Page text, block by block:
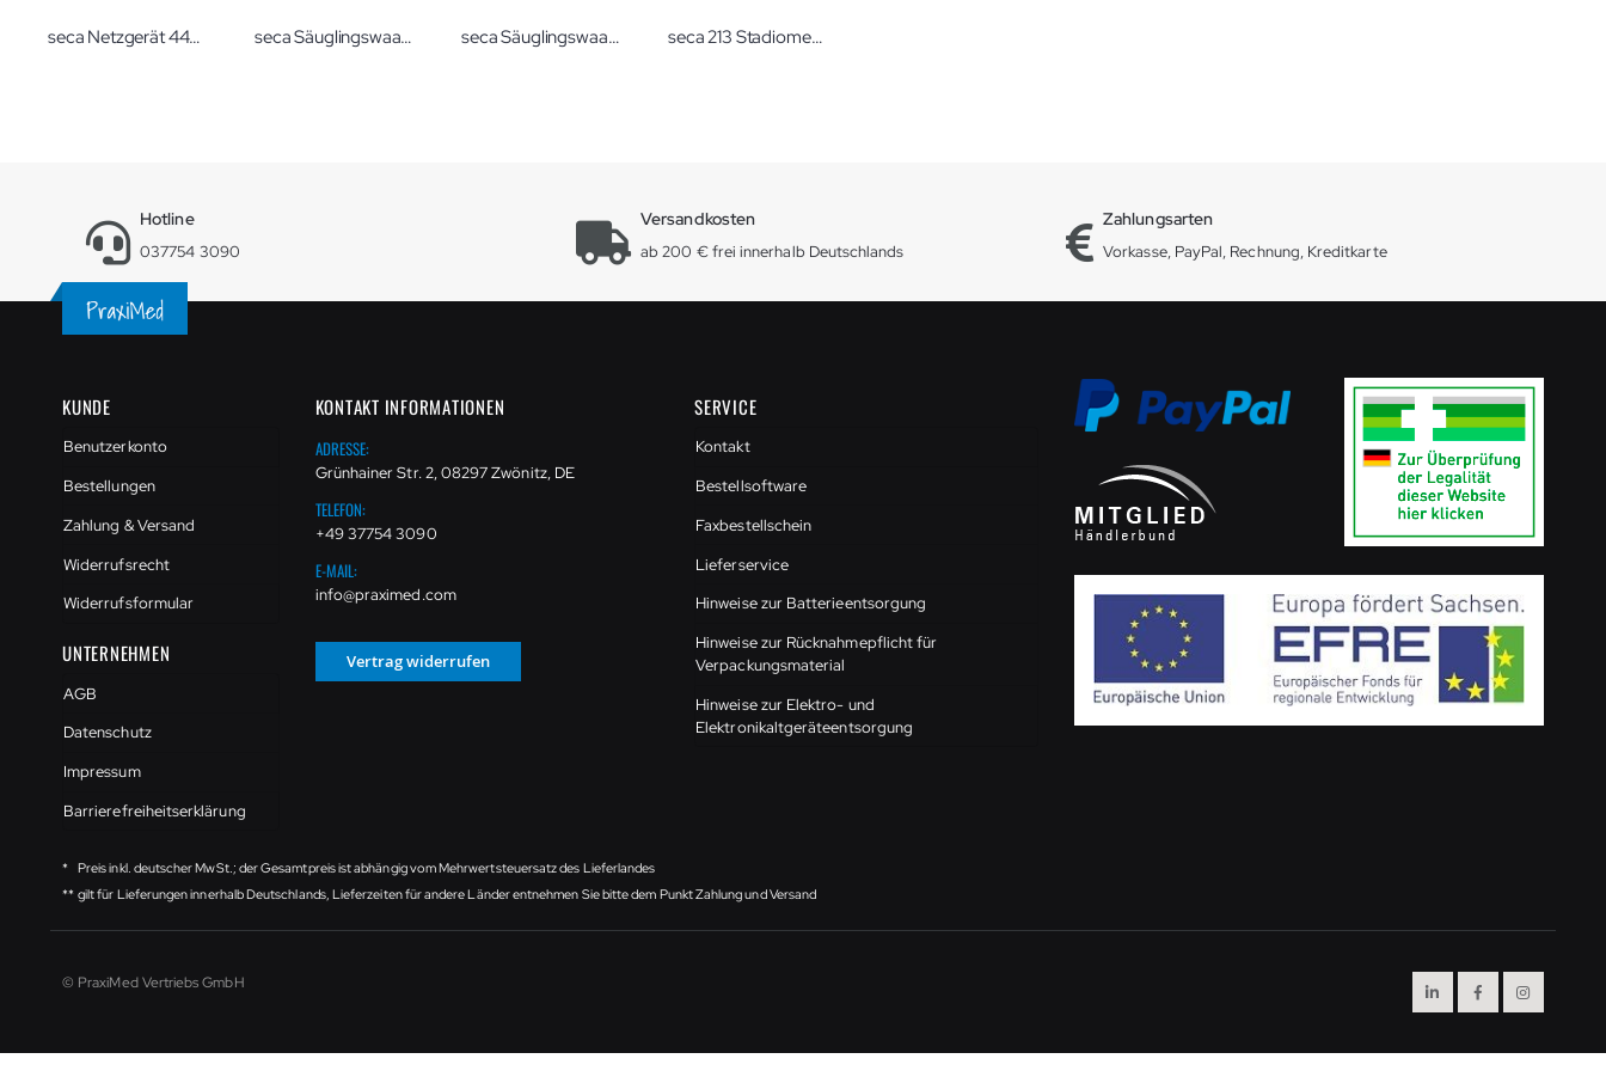
seca Netzgerät 447 Kabellänge 185 cm seca Säuglingswaage 354 Breast-Milk-Intake-Funktion seca Säuglingswaage 745 mit Laufgewichten seca 213 Stadiometer
Hotline
037754 3090
Versandkosten
ab 200 € frei innerhalb Deutschlands
Zahlungsarten
Vorkasse, PayPal, Rechnung, Kreditkarte
KUNDE
Benutzerkonto
Bestellungen
Zahlung & Versand
Widerrufsrecht
Widerrufsformular
UNTERNEHMEN
AGB
Datenschutz
Impressum
Barrierefreiheitserklärung
KONTAKT INFORMATIONEN
ADRESSE:
Grünhainer Str. 2, 08297 Zwönitz, DE
TELEFON:
+49 37754 3090
E-MAIL:
info@praximed.com
Vertrag widerrufen
SERVICE
Kontakt
Bestellsoftware
Faxbestellschein
Lieferservice
Hinweise zur Batterieentsorgung
Hinweise zur Rücknahmepflicht für
Verpackungsmaterial
Hinweise zur Elektro- und
Elektronikaltgeräteentsorgung
* Preis inkl. deutscher MwSt.; der Gesamtpreis ist abhängig vom Mehrwertsteuersatz des Lieferlandes
** gilt für Lieferungen innerhalb Deutschlands, Lieferzeiten für andere Länder entnehmen Sie bitte dem Punkt Zahlung und Versand
© PraxiMed Vertriebs GmbH